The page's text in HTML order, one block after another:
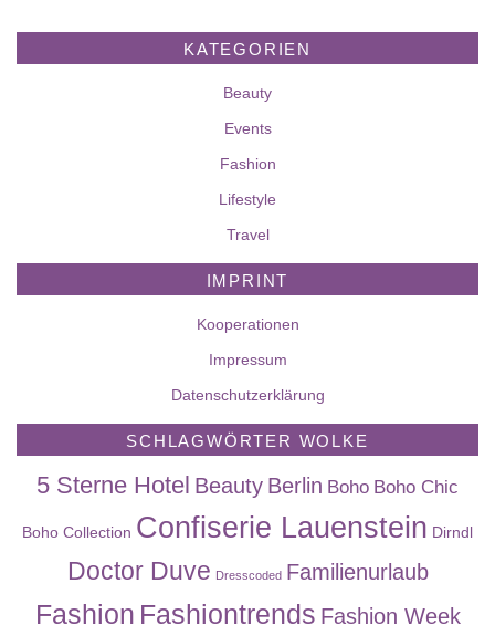
KATEGORIEN
Beauty
Events
Fashion
Lifestyle
Travel
IMPRINT
Kooperationen
Impressum
Datenschutzerklärung
SCHLAGWÖRTER WOLKE
5 Sterne Hotel Beauty Berlin Boho Boho Chic
Boho Collection Confiserie Lauenstein Dirndl
Doctor Duve Dresscoded Familienurlaub
Fashion Fashiontrends Fashion Week